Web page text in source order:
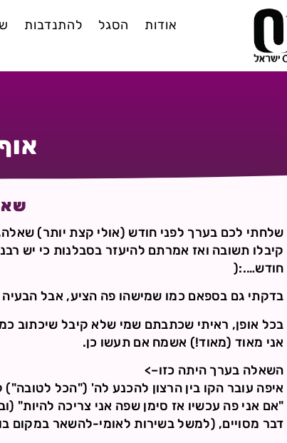
אודות הסגל להתנדבות
שלחתי לכם בערך לפני חודש (אולי קצת יותר)
חודש….:(
בדקתי גם בספאם כמו שמישהו פה הציע, אבל
בכל אופן, ראיתי שכתבתם שמי שלא קיבל שיכתוב
אני מאוד (מאוד!) אשמח אם תעשו כן.
השאלה בערך היתה כזו–>
איפה עובר הקו בין הרצון להכנע לה' ("הכל
"אם אני פה עכשיו אז סימן שפה אני צריכה להיות"
דבר מסויים, (למשל בשירות לאומי-להשאר במקום